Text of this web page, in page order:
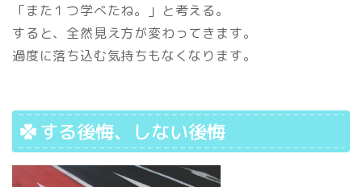
「また１つ学べたね。」と考える。
すると、全然見え方が変わってきます。
過度に落ち込む気持ちもなくなります。
する後悔、しない後悔